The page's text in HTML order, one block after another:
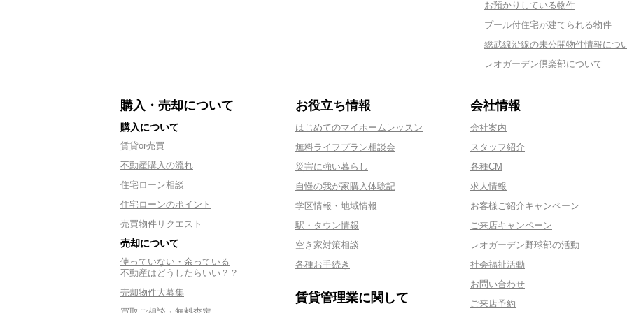
お預かりしている物件
プール付住宅が建てられる物件
総武線沿線の未公開物件情報につ
レオガーデン倶楽部について
購入・売却について
購入について
賃貸or売買
不動産購入の流れ
住宅ローン相談
住宅ローンのポイント
売買物件リクエスト
売却について
使っていない・余っている
不動産はどうしたらいい？？
売却物件大募集
お役立ち情報
はじめてのマイホームレッスン
無料ライフプラン相談会
災害に強い暮らし
自慢の我が家購入体験記
学区情報・地域情報
駅・タウン情報
空き家対策相談
各種お手続き
賃貸管理業に関して
会社情報
会社案内
スタッフ紹介
各種CM
求人情報
お客様ご紹介キャンペーン
ご来店キャンペーン
レオガーデン野球部の活動
社会福祉活動
お問い合わせ
ご来店予約